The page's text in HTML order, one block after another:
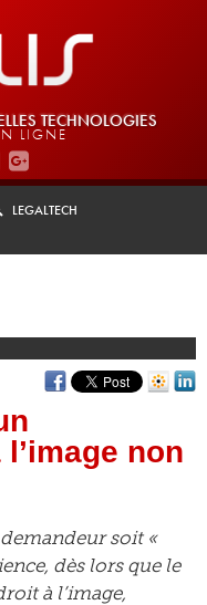
TECHNOLOGIES
LIGNE
LEGALTECH
non
soit «
dès lors que le
à l’image,